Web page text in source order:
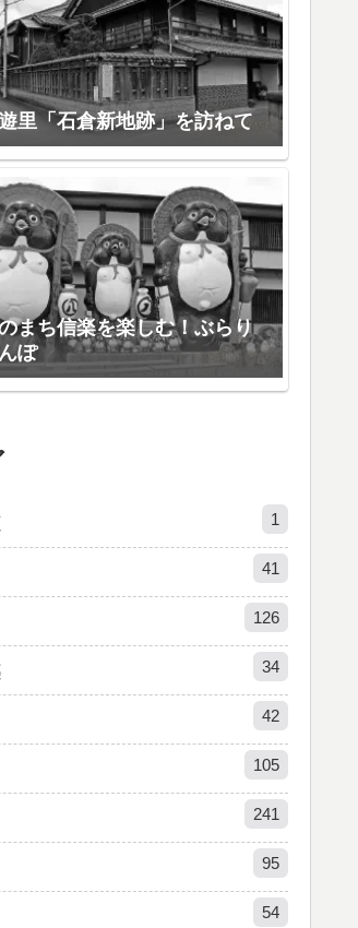
里「石倉新地跡」を訪ねて
まち信楽を楽しむ！ぶらり
ぽ
1
41
126
34
42
105
241
95
54